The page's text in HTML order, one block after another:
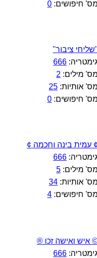
מס' חיפושים: 0
"שליחי ציבור"
גימטריה: 666
מס' מילים: 2
מס' אותיות: 25
מס' חיפושים: 0
¢ עמית בינה וחכמה ¢
גימטריה: 666
מס' מילים: 5
מס' אותיות: 34
מס' חיפושים: 4
איש ואישה זכו ®
גימטריה: 666